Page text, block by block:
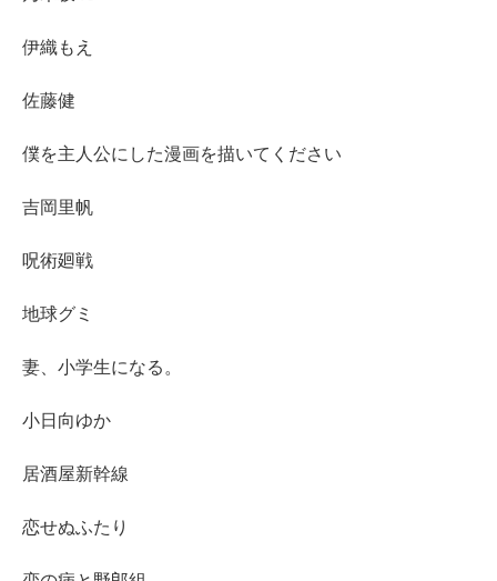
伊織もえ
佐藤健
僕を主人公にした漫画を描いてください
吉岡里帆
呪術廻戦
地球グミ
妻、小学生になる。
小日向ゆか
居酒屋新幹線
恋せぬふたり